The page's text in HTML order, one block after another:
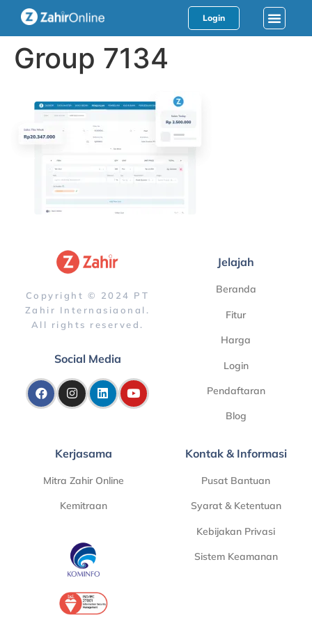
Login
Group 7134
Copyright © 2024 PT
Zahir Internasiaonal.
All rights reserved.
Social Media
Jelajah
Beranda
Fitur
Harga
Login
Pendaftaran
Blog
Kerjasama
Mitra Zahir Online
Kemitraan
Kontak & Informasi
Pusat Bantuan
Syarat & Ketentuan
Kebijakan Privasi
Sistem Keamanan